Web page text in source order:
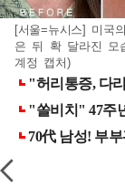
[서울=뉴시스] 미국
은 뒤 확 달라진 모
계정 캡처)